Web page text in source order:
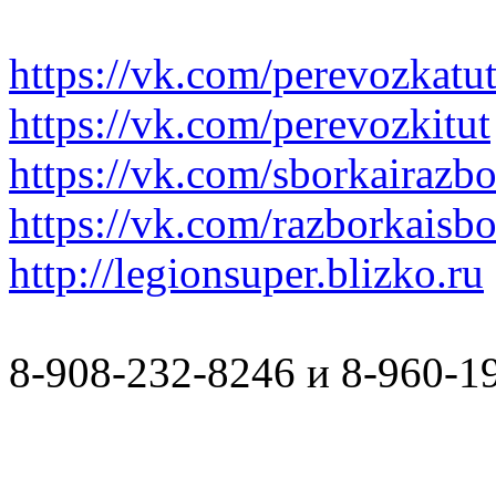
https://vk.com/perevozkatut
https://vk.com/perevozkitut
https://vk.com/
https://vk.com/
http://legionsuper.blizko.ru
8-908-232-8246 и 8-960-